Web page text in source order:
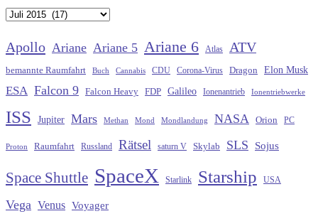
Archiv
Apollo Ariane Ariane 5 Ariane 6 Atlas ATV
bemannte Raumfahrt Buch Cannabis CDU Corona-Virus Dragon Elon Musk
ESA Falcon 9 Falcon Heavy FDP Galileo Ionenantrieb Ionentriebwerke
ISS Jupiter Mars Methan Mond Mondlandung NASA Orion PC
Proton Raumfahrt Russland Rätsel saturn V Skylab SLS Sojus
Space Shuttle SpaceX Starlink Starship USA
Vega Venus Voyager